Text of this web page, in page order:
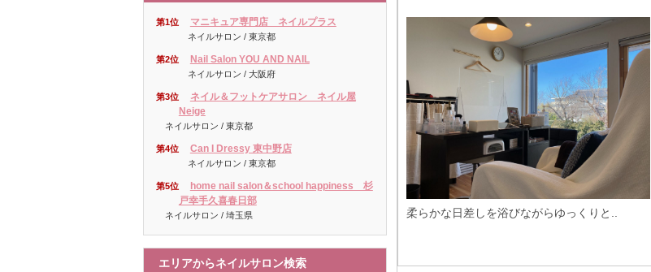
柔らかな日差しを浴びながらゆっくりと..
第1位 マニキュア専門店 ネイルプラス
ネイルサロン / 東京都
第2位 Nail Salon YOU AND NAIL
ネイルサロン / 大阪府
第3位
ネイル＆フットケアサロン ネイル屋
Neige
ネイルサロン / 東京都
第4位 Can I Dressy 東中野店
ネイルサロン / 東京都
第5位
home nail salon＆school happiness 杉
戸幸手久喜春日部
ネイルサロン / 埼玉県
エリアからネイルサロン検索